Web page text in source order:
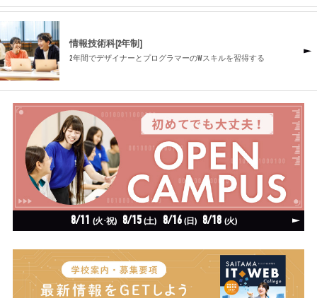
情報技術科[2年制]
2年間でデザイナーとプログラマーのWスキルを習得する
8/11 (火·祝) 8/15 (土) 8/16 (日) 8/18 (火)